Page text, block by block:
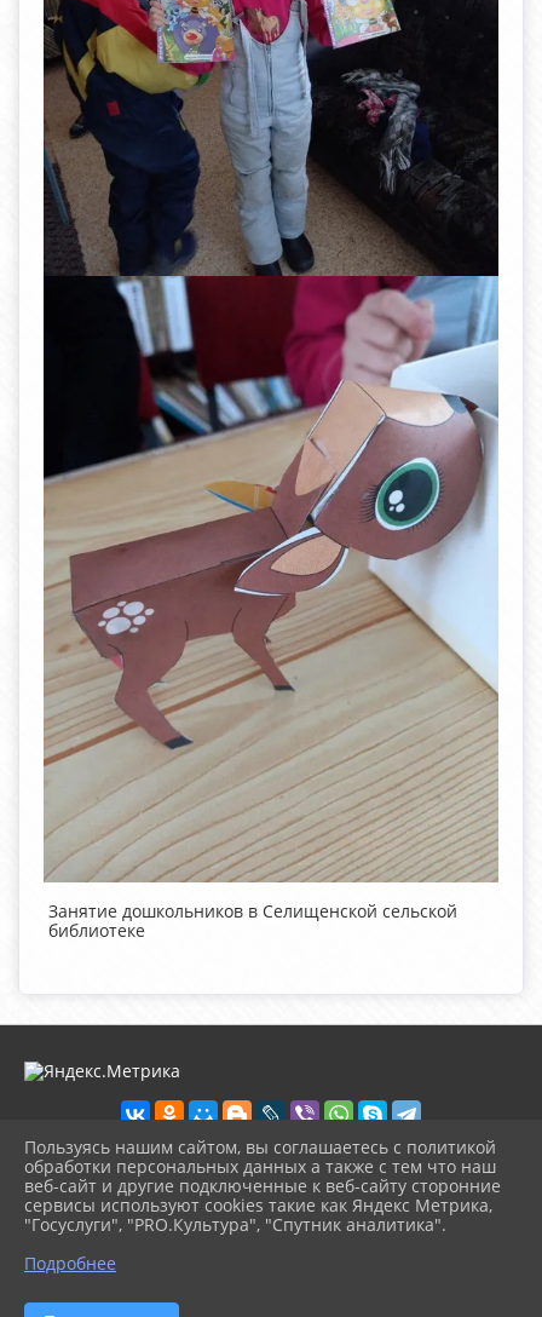
Занятие дошкольников в Селищенской сельской
библиотеке
2026 г. chudovolibrary.ru
Вход
Карта сайта
Политика обработки персональных данных
Сделано на KubCMS
Пользуясь нашим сайтом, вы соглашаетесь с политикой
обработки персональных данных а также с тем что наш
веб-сайт и другие подключенные к веб-сайту сторонние
сервисы используют cookies такие как Яндекс Метрика,
"Госуслуги", "PRO.Культура", "Спутник аналитика".
Подробнее